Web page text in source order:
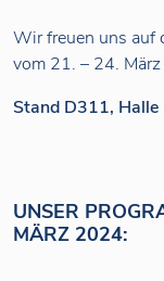
Wir freuen uns auf
vom 21. – 24.
Stand D311, Halle
UNSER
MÄRZ 2024: